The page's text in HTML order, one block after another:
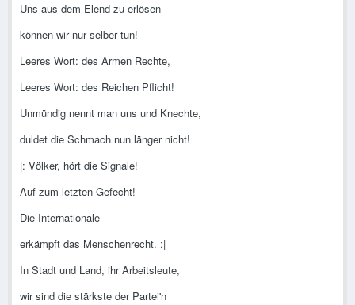
Uns aus dem Elend zu erlösen
können wir nur selber tun!
Leeres Wort: des Armen Rechte,
Leeres Wort: des Reichen Pflicht!
Unmündig nennt man uns und Knechte,
duldet die Schmach nun länger nicht!
|: Völker, hört die Signale!
Auf zum letzten Gefecht!
Die Internationale
erkämpft das Menschenrecht. :|
In Stadt und Land, ihr Arbeitsleute,
wir sind die stärkste der Partei'n